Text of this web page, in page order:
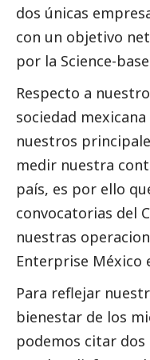
dos únicas
con un objetivo
por la Science-
Respecto a
sociedad
nuestros
medir nuestra
país, es por ello
convocatorias del
nuestras
Enterprise México
Para reflejar
bienestar de los
podemos citar dos